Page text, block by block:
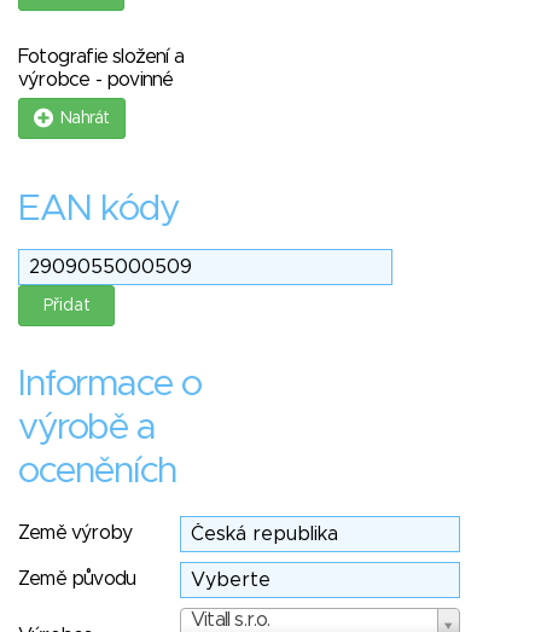
Fotografie složení a
výrobce - povinné
Nahrát
EAN kódy
Informace o
výrobě a
oceněních
Země výroby
Země původu
Vitall s.r.o.
Výrobce